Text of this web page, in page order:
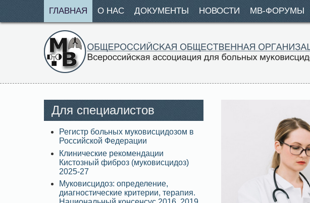
ГЛАВНАЯ О НАС ДОКУМЕНТЫ НОВОСТИ МВ-ФОРУМЫ
Для специалистов
Регистр больных муковисцидозом в
Российской Федерации
Клинические рекомендации
Кистозный фиброз (муковисцидоз)
2025-27
Муковисцидоз: определение,
диагностические критерии, терапия.